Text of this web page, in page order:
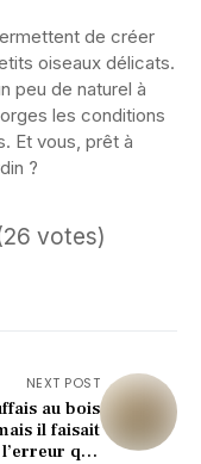
de créer
oiseaux délicats.
peu de naturel à
les conditions
Et vous, prêt à
?
votes)
NEXT POST
au bois
il faisait
que